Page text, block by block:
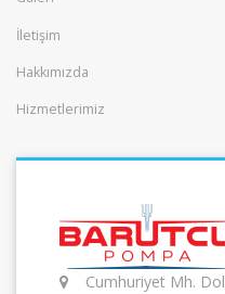
İletişim
Hakkımızda
Hizmetlerimiz
Cumhuriyet Mh.